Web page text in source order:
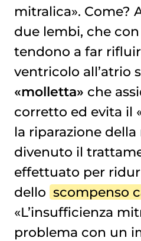
mitralica». Come?
due lembi, che
tendono a far
ventricolo all’atrio
«molletta» che
corretto ed evita il
la riparazione
divenuto il
effettuato per
dello scompenso
«L’insufficienza
problema con un